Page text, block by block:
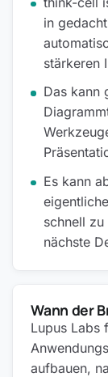
in
stärkeren
Das kann
Es kann
schnell
nächste
Wann der
Lupus Labs
aufbauen,